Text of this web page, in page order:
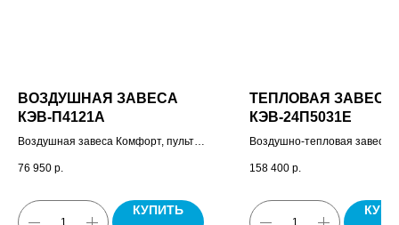
ВОЗДУШНАЯ ЗАВЕСА
КЭВ-П4121A
Воздушная завеса Комфорт, пульт
крепежных кронштейнов, паспорт.
76 950 р.
КУПИТЬ
ТЕПЛОВАЯ ЗАВЕСА
КЭВ-24П5031E
Воздушно-тепловая завеса
крепежных кронштейнов,
158 400 р.